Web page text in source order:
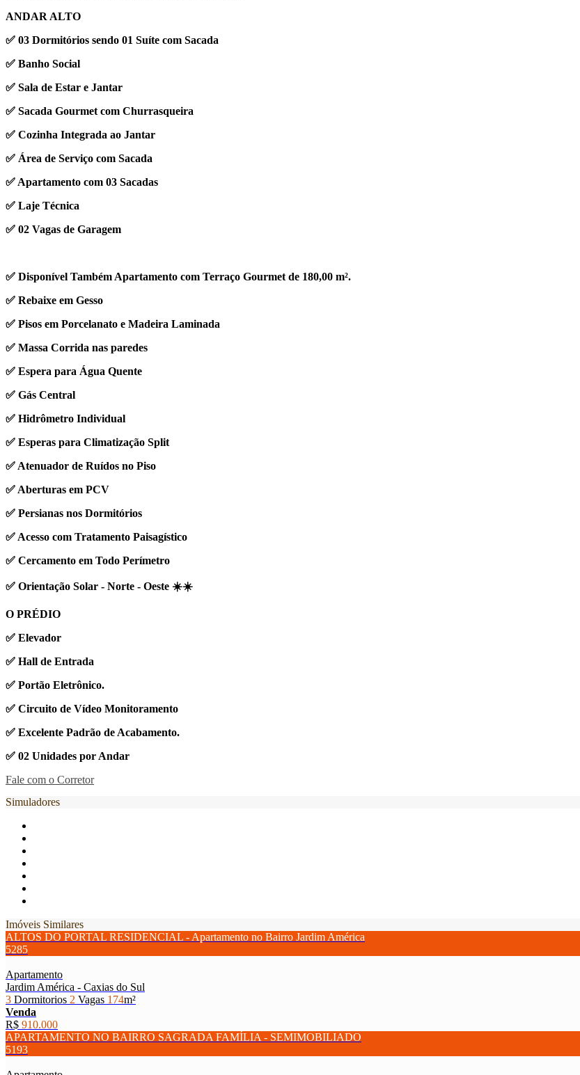
ANDAR ALTO
✅ 03 Dormitórios sendo 01 Suíte com Sacada
✅ Banho Social
✅ Sala de Estar e Jantar
✅ Sacada Gourmet com Churrasqueira
✅ Cozinha Integrada ao Jantar
✅ Área de Serviço com Sacada
✅ Apartamento com 03 Sacadas
✅ Laje Técnica
✅ 02 Vagas de Garagem
✅ Disponível Também Apartamento com Terraço Gourmet de 180,00 m².
✅ Rebaixe em Gesso
✅ Pisos em Porcelanato e Madeira Laminada
✅ Massa Corrida nas paredes
✅ Espera para Água Quente
✅ Gás Central
✅ Hidrômetro Individual
✅ Esperas para Climatização Split
✅ Atenuador de Ruídos no Piso
✅ Aberturas em PCV
✅ Persianas nos Dormitórios
✅ Acesso com Tratamento Paisagístico
✅ Cercamento em Todo Perímetro
✅ Orientação Solar - Norte - Oeste ☀️☀️
O PRÉDIO
✅ Elevador
✅ Hall de Entrada
✅ Portão Eletrônico.
✅ Circuito de Vídeo Monitoramento
✅ Excelente Padrão de Acabamento.
✅ 02 Unidades por Andar
Fale com o Corretor
Simuladores
Imóveis Similares
ALTOS DO PORTAL RESIDENCIAL - Apartamento no Bairro Jardim América
5285
Apartamento
Jardim América - Caxias do Sul
3 Dormitorios 2 Vagas 174m²
Venda
R$ 910.000
APARTAMENTO NO BAIRRO SAGRADA FAMÍLIA - SEMIMOBILIADO
5193